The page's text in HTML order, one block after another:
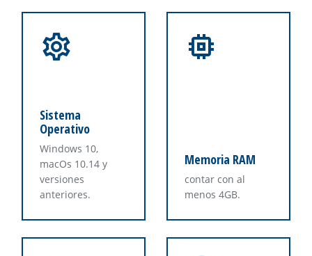
Sistema
Operativo
Windows 10,
macOs 10.14 y
versiones
anteriores.
Memoria RAM
contar con al
menos 4GB.